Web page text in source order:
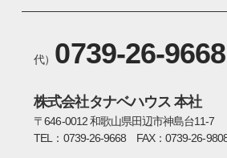
代） 0739-26-9668
株式会社タナベハウス 本社
〒646-0012 和歌山県田辺市神島台11-7
TEL：0739-26-9668 FAX：0739-26-